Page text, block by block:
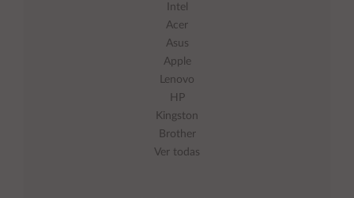
Intel
Acer
Asus
Apple
Lenovo
HP
Kingston
Brother
Ver todas